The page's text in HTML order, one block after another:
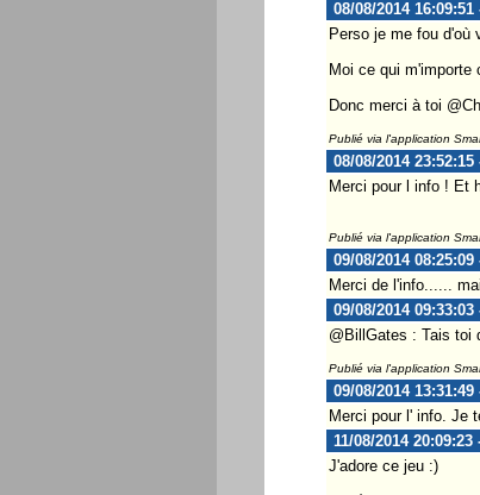
08/08/2014
Perso je me fou d'où
Moi ce qui m'importe
Donc merci à toi
Publié via l'application
08/08/2014
Merci pour l info ! Et
Publié via l'application
09/08/2014
Merci de l'info......
09/08/2014 09:33:03
@BillGates : Tais toi
Publié via l'application
09/08/2014
Merci pour l' info. Je
11/08/2014
J'adore ce jeu :)